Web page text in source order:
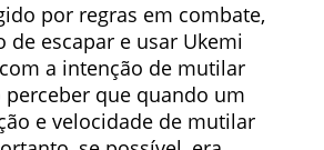
por regras em combate,
escapar e usar Ukemi
a intenção de mutilar
que quando um
e velocidade de mutilar